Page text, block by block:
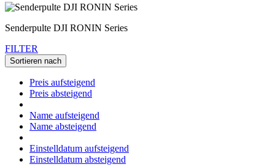
Senderpulte DJI RONIN Series
FILTER
Sortieren nach
Preis aufsteigend
Preis absteigend
Name aufsteigend
Name absteigend
Einstelldatum aufsteigend
Einstelldatum absteigend